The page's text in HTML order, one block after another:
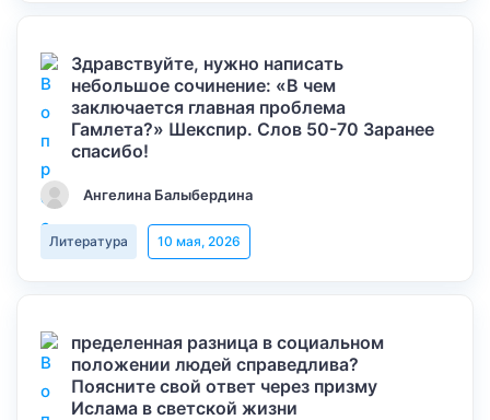
Здравствуйте, нужно написать
небольшое сочинение: «В чем
заключается главная проблема
Гамлета?» Шекспир. Слов 50-70 Заранее
спасибо!
Ангелина Балыбердина
Литература 10 мая, 2026
пределенная разница в социальном
положении людей справедлива?
Поясните свой ответ через призму
Ислама в светской жизни